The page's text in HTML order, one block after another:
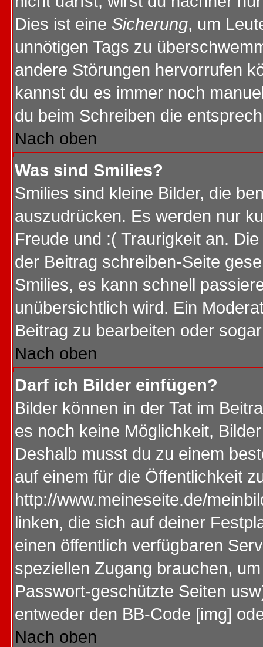
Dies ist eine Sicherung, um
unnötigen Tags zu
andere Störungen hervorrufen
kannst du es immer noch
du beim Schreiben die
Nach oben
Was sind Smilies?
Smilies sind kleine Bilder, die
auszudrücken. Es werden nur
Freude und :( Traurigkeit an.
der Beitrag schreiben-Seite
Smilies, es kann schnell
unübersichtlich wird. Ein
Beitrag zu bearbeiten oder
Nach oben
Darf ich Bilder einfügen?
Bilder können in der Tat im
es noch keine Möglichkeit,
Deshalb musst du zu einem
auf einem für die Öffentlichkeit
http://www.meineseite.de/
linken, die sich auf deiner
einen öffentlich verfügbaren
speziellen Zugang brauchen,
Passwort-geschützte Seiten
entweder den BB-Code [img]
Nach oben